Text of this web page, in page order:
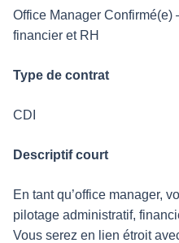
Office Manager Confirmé(e)
financier et RH
Type de contrat
CDI
Descriptif court
En tant qu’office manager,
pilotage administratif,
Vous serez en lien étroit